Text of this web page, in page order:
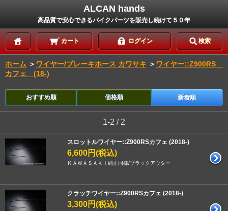
ALCAN hands
高品質で安心できるバイクパーツを販売し続けて５０年
カート ログイン 検索
ホーム ＞ ワイヤー/ブレーキホース カワサキ ＞ ワイヤー::Z900RS
カフェ (18-)
おすすめ順 価格順 新着順
1-2 / 2
スロットルワイヤー::Z900RSカフェ (2018-)
6,600円(税込)
ＫＡＷＡＳＡＫＩ純正同様/ブラックアウター
クラッチワイヤー::Z900RSカフェ (2018-)
3,300円(税込)